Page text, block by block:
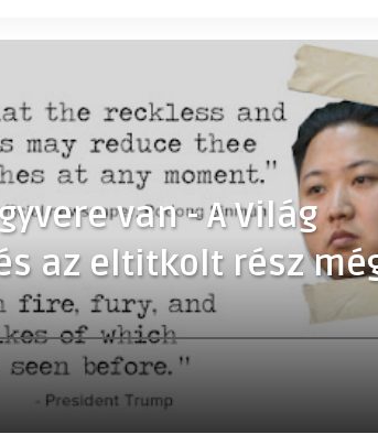
van - A Világ
az eltitkolt rész